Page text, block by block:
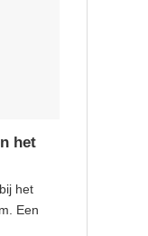
het
het
Een